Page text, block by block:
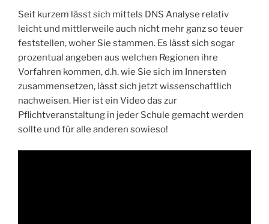
Seit kurzem lässt sich mittels DNS Analyse relativ
leicht und mittlerweile auch nicht mehr ganz so teuer
feststellen, woher Sie stammen. Es lässt sich sogar
prozentual angeben aus welchen Regionen ihre
Vorfahren kommen, d.h. wie Sie sich im Innersten
zusammensetzen, lässt sich jetzt wissenschaftlich
nachweisen. Hier ist ein Video das zur
Pflichtveranstaltung in jeder Schule gemacht werden
sollte und für alle anderen sowieso!